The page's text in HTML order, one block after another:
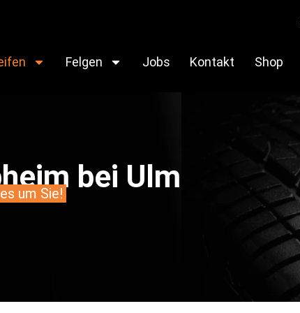
Felgen Jobs Kontakt Shop
bei Ulm
um Sie!